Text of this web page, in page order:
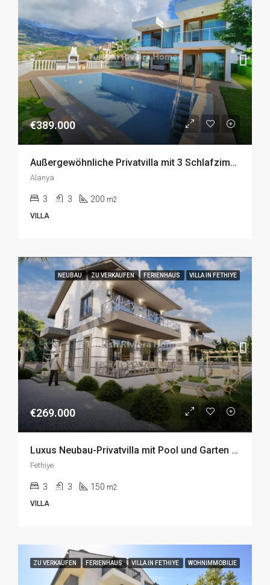
€389.000
Außergewöhnliche Privatvilla mit 3 Schlafzimmern in Kargicak, Alanya zu Verkaufen
Alanya
3 3 200 m2
VILLA
NEUBAU ZU VERKAUFEN FERIENHAUS VILLA IN FETHIYE
€269.000
Luxus Neubau-Privatvilla mit Pool und Garten im idyllischen Seydikemer, Fethiye zu Verkaufen
Fethiye
3 3 150 m2
VILLA
ZU VERKAUFEN FERIENHAUS VILLA IN FETHIYE WOHNIMMOBILIE